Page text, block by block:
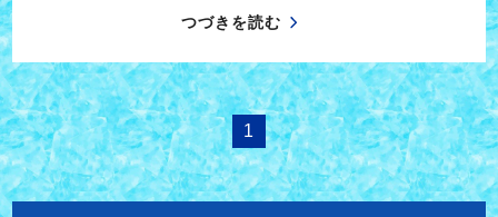
つづきを読む
1